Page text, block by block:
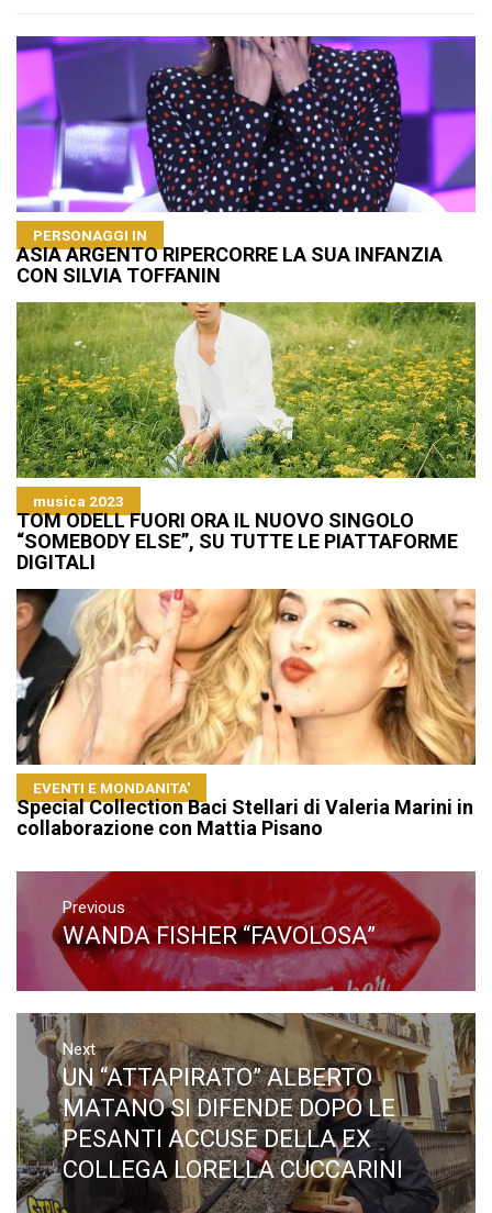
PERSONAGGI IN
ASIA ARGENTO RIPERCORRE LA SUA INFANZIA
CON SILVIA TOFFANIN
musica 2023
TOM ODELL FUORI ORA IL NUOVO SINGOLO
“SOMEBODY ELSE”, SU TUTTE LE PIATTAFORME
DIGITALI
EVENTI E MONDANITA'
Special Collection Baci Stellari di Valeria Marini in
collaborazione con Mattia Pisano
Navigazione
articoli
Previous
Previous
post:
WANDA FISHER “FAVOLOSA”
Next
Next
post:
UN “ATTAPIRATO” ALBERTO
MATANO SI DIFENDE DOPO LE
PESANTI ACCUSE DELLA EX
COLLEGA LORELLA CUCCARINI